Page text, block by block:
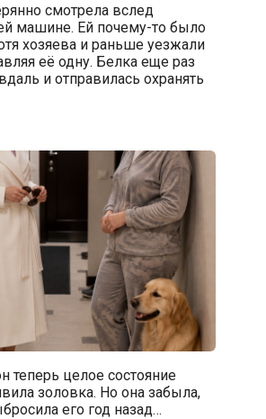
смотрела вслед
машине. Ей почему-то было
хозяева и раньше уезжали
её одну. Белка еще раз
и отправилась охранять
теперь целое состояние
золовка. Но она забыла,
его год назад…